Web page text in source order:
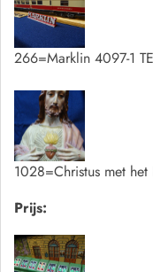
266=Marklin 4097-1
1028=Christus met
Prijs: